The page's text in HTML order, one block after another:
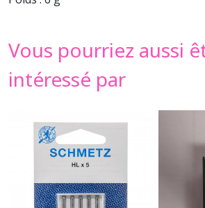
Vous pourriez aussi
intéressé par